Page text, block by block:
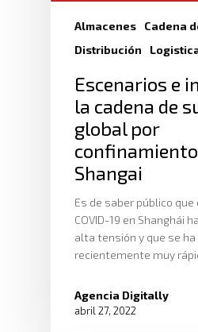
Almacenes
Cadena
Distribución
Escenarios e
la cadena de
global por
Shangai
Es de saber público que
COVID-19 en Shanghái
alta tensión y que se ha
recientemente muy
Agencia Digitally
abril 27, 2022